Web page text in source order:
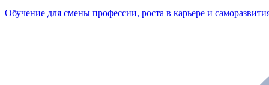
Обучение для смены профессии, роста в карьере и